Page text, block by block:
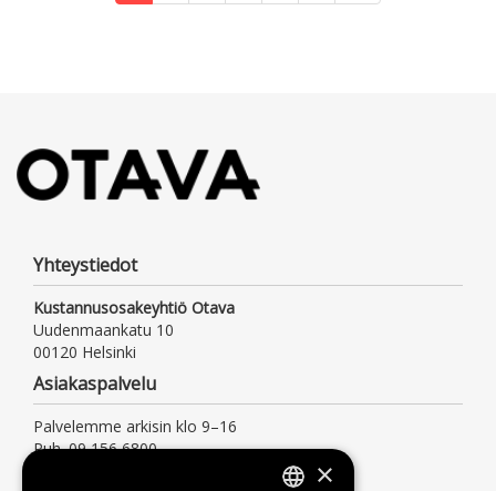
Yhteystiedot
Kustannusosakeyhtiö Otava
Uudenmaankatu 10
00120 Helsinki
Asiakaspalvelu
Palvelemme arkisin klo 9–16
Puh. 09 156 6800
×